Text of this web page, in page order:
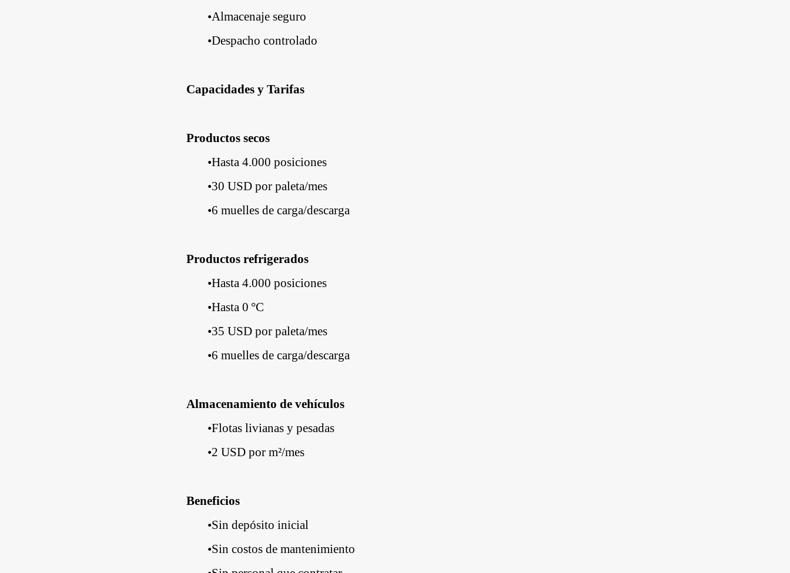
•Almacenaje seguro
•Despacho controlado
Capacidades y Tarifas
Productos secos
•Hasta 4.000 posiciones
•30 USD por paleta/mes
•6 muelles de carga/descarga
Productos refrigerados
•Hasta 4.000 posiciones
•Hasta 0 °C
•35 USD por paleta/mes
•6 muelles de carga/descarga
Almacenamiento de vehículos
•Flotas livianas y pesadas
•2 USD por m²/mes
Beneficios
•Sin depósito inicial
•Sin costos de mantenimiento